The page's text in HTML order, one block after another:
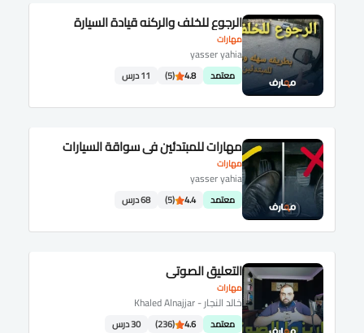
مهارات
الرجوع للخلف والركنه قيادة السيارة
yasser yahia
معتمد 4.8
(5) 11 درس
مهارات
مهارات للمبتدئين في سواقة السيارات
yasser yahia
معتمد 4.4
(5) 68 درس
مهارات
التعليق الصوتي
خالد النجار - Khaled Alnajjar
معتمد 4.6
(236) 30 درس